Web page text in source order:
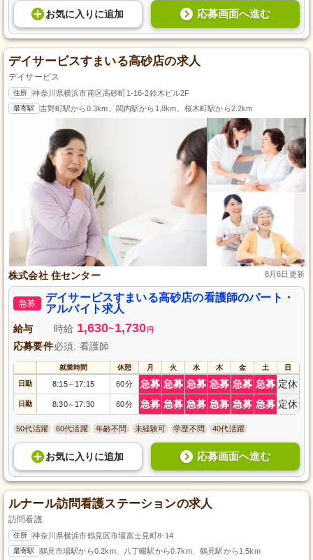
お気に入り に追加 応募画面へ進む
デイサービスすまいる高砂店の求人
デイサービス
住所 神奈川県横浜市南区高砂町1-16-2鈴木ビル2F
最寄駅 吉野町駅から0.3km、関内駅から1.8km、桜木町駅から2.2km
株式会社 住センター 8月6日更新
急募
デイサービスすまいる高砂店の看護師のパート・
アルバイト求人
給与 時給 1,630~1,730 円
応募要件必須: 看護師
就業時間 休憩 月 火 水 木 金 土 日
日勤 8:15～ 17:15 60分 急募 急募 急募 急募 急募 急募 定休
日勤 8:30～ 17:30 60分 急募 急募 急募 急募 急募 急募 定休
50代活躍 60代活躍 年齢不問 未経験可 学歴不問 40代活躍
お気に入り に追加 応募画面へ進む
ルナール訪問看護ステーションの求人
訪問看護
住所 神奈川県横浜市鶴見区市場富士見町8-14
最寄駅 鶴見市場駅から0.2km、八丁畷駅から0.7km、鶴見駅から1.5km